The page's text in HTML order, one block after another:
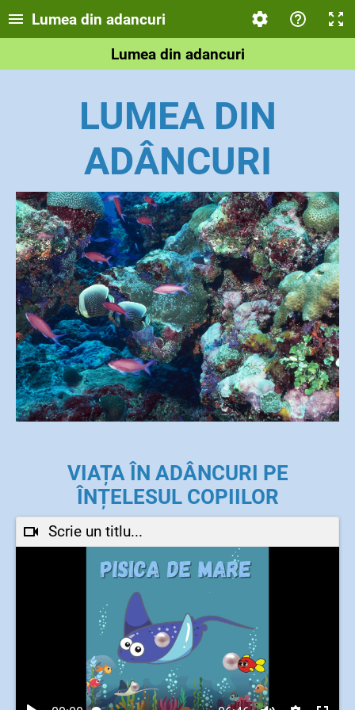
Lumea din adancuri
Lumea din adancuri
LUMEA DIN
ADÂNCURI
VIAȚA ÎN ADÂNCURI PE
ÎNȚELESUL COPIILOR
Scrie un titlu...